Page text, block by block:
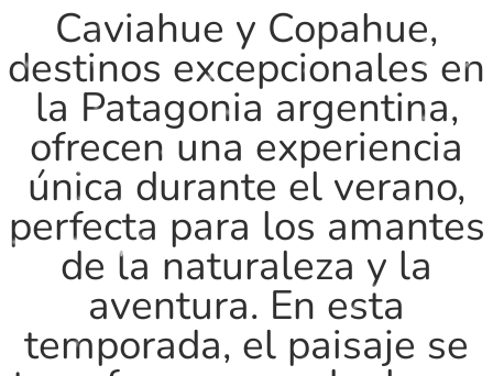
Caviahue y Copahue,
destinos excepcionales en
la Patagonia argentina,
ofrecen una experiencia
única durante el verano,
perfecta para los amantes
de la naturaleza y la
aventura. En esta
temporada, el paisaje se